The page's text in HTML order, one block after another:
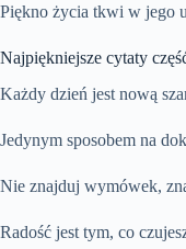
Piękno życia tkwi w jego
Najpiękniejsze cytaty
Każdy dzień jest nową
Jedynym sposobem na
Nie znajduj wymówek,
Radość jest tym, co